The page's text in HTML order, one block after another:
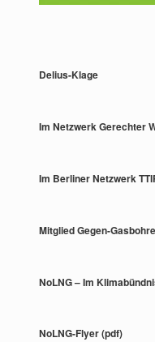
Delius-Klage
Im Netzwerk Gerechter
Im Berliner Netzwerk
Mitglied Gegen-
NoLNG – Im
NoLNG-Flyer (pdf)